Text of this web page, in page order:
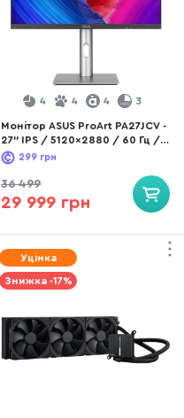
4 4 4 3
Монітор ASUS ProArt PA27JCV -
27" IPS / 5120x2880 / 60 Гц /
Adaptive Sync / Pivot / HAS
299 грн
36 499
29 999 грн
Уцінка
Знижка -17%